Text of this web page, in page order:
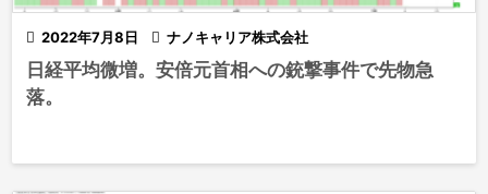
 2022年7月8日  ナノキャリア株式会社
日経平均微増。安倍元首相への銃撃事件で先物急
落。